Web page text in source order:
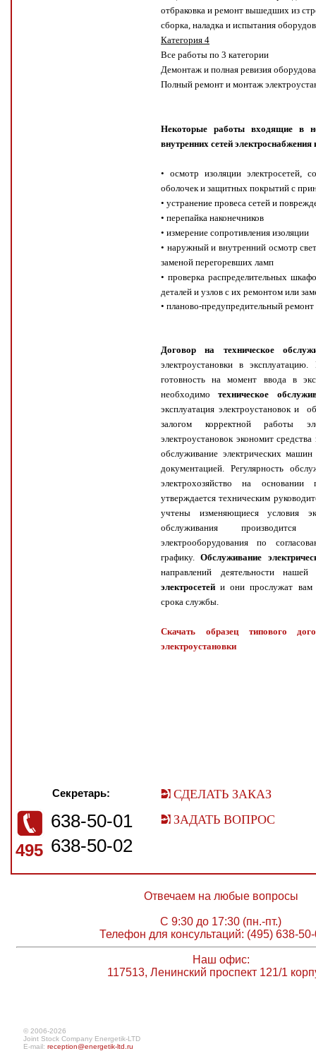
Секретарь:
495
638-50-01
638-50-02
отбраковка и ремонт вышедших из
сборка, наладка и испытания
Категория 4
Все работы по 3 категории
Демонтаж и полная ревизия
Полный ремонт и монтаж
Некоторые работы входящие в
внутренних сетей электроснабжения
• осмотр изоляции электросетей,
оболочек и защитных покрытий с
• устранение провеса сетей и
• перепайка наконечников
• измерение сопротивления изоляции
• наружный и внутренний осмотр
заменой перегоревших ламп
• проверка распределительных
деталей и узлов с их ремонтом или
• планово-предупредительный ремонт
Договор на техническое
электроустановки в
готовность на момент ввода в
необходимотехническое
эксплуатация электроустановок и
залогом корректной работы
электроустановок экономит
обслуживание электрических машин
документацией. Регулярность
электрохозяйство на основании
утверждается техническим
учтены изменяющиеся условия
обслуживания производится
электрооборудования по
графику.Обслуживание
направлений деятельности
электросетей и они прослужат вам
срока службы.
Скачать образец типового
электроустановки
СДЕЛАТЬ ЗАКАЗ
ЗАДАТЬ ВОПРОС
Отвечаем на любые вопросы
С 9:30 до 17:30 (пн.-пт.)
Телефон для консультаций: (495) 638-
Наш офис:
117513, Ленинский проспект 121/1
© 2006-2026
Joint Stock Company Energetik-LTD
E-mail: reception@energetik-ltd.ru